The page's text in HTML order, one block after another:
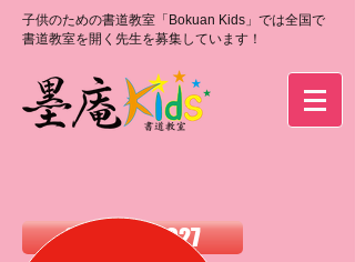
子供のための書道教室「Bokuan Kids」では全国で
書道教室を開く先生を募集しています！
0120-988-027